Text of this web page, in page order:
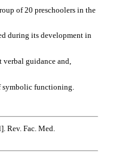
of 20 preschoolers in the
during its development in
verbal guidance and,
symbolic functioning.
Rev. Fac. Med.